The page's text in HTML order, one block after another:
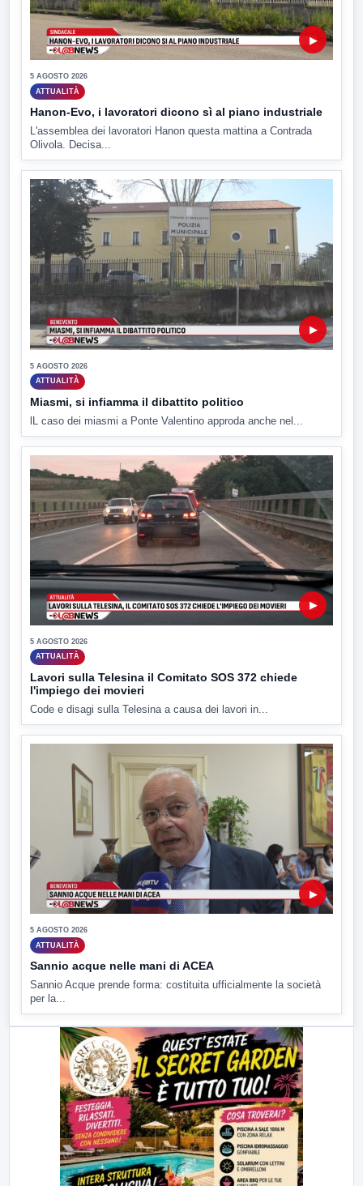
▶
5 AGOSTO 2026
ATTUALITÀ
Hanon-Evo, i lavoratori dicono sì al piano industriale
L'assemblea dei lavoratori Hanon questa mattina a Contrada
Olivola. Decisa...
▶
5 AGOSTO 2026
ATTUALITÀ
Miasmi, si infiamma il dibattito politico
lL caso dei miasmi a Ponte Valentino approda anche nel...
▶
5 AGOSTO 2026
ATTUALITÀ
Lavori sulla Telesina il Comitato SOS 372 chiede
l'impiego dei movieri
Code e disagi sulla Telesina a causa dei lavori in...
▶
5 AGOSTO 2026
ATTUALITÀ
Sannio acque nelle mani di ACEA
Sannio Acque prende forma: costituita ufficialmente la società
per la...